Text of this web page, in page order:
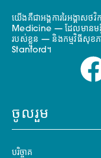
យើងគឺជាអង្គការរៃអង្គា
Medicine — ដែលមានមន្
របស់ខ្លួន — និងកម្មវិធីសុខភា
Stanford។
ចូលរួម
បរិច្ចាគ